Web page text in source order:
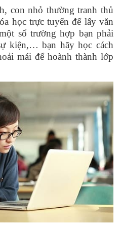
con nhỏ thường tranh thủ
học trực tuyến để lấy văn
số trường hợp bạn phải
kiện,… bạn hãy học cách
mái để hoành thành lớp